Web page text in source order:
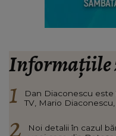
Informațiile
Dan Diaconescu
TV, Mario
Noi detalii în cazul